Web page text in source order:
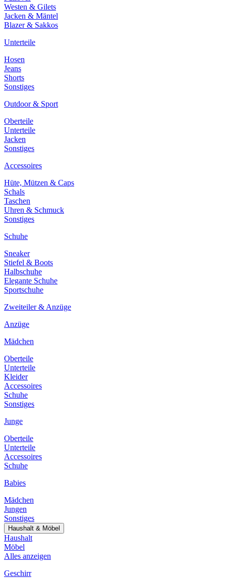
Westen & Gilets
Jacken & Mäntel
Blazer & Sakkos
Unterteile
Hosen
Jeans
Shorts
Sonstiges
Outdoor & Sport
Oberteile
Unterteile
Jacken
Sonstiges
Accessoires
Hüte, Mützen & Caps
Schals
Taschen
Uhren & Schmuck
Sonstiges
Schuhe
Sneaker
Stiefel & Boots
Halbschuhe
Elegante Schuhe
Sportschuhe
Zweiteiler & Anzüge
Anzüge
Mädchen
Oberteile
Unterteile
Kleider
Accessoires
Schuhe
Sonstiges
Junge
Oberteile
Unterteile
Accessoires
Schuhe
Babies
Mädchen
Jungen
Sonstiges
Haushalt & Möbel
Haushalt
Möbel
Alles anzeigen
Geschirr